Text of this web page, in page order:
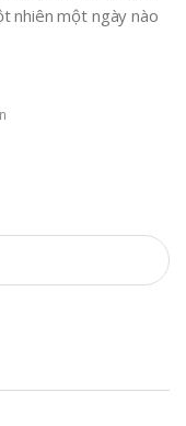
nhiên một ngày nào